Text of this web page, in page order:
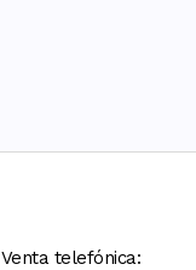
Venta telefónica: